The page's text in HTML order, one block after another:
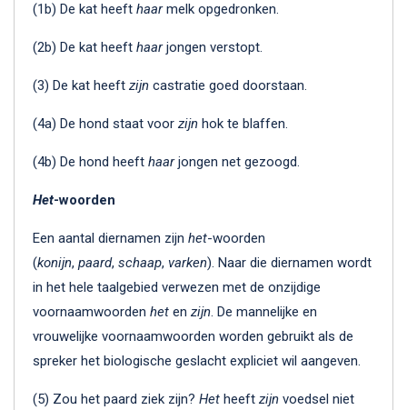
(1b) De kat heeft haarmelk opgedronken.
(2b) De kat heeft haarjongen verstopt.
(3) De kat heeft zijn castratie goed doorstaan.
(4a) De hond staat voor zijn hok te blaffen.
(4b) De hond heeft haarjongen net gezoogd.
Het-woorden
Een aantal diernamen zijn het-woorden
(konijn, paard, schaap, varken). Naar die diernamen wordt
in het hele taalgebied verwezen met de onzijdige
voornaamwoorden het en zijn. De mannelijke en
vrouwelijke voornaamwoorden worden gebruikt als de
spreker het biologische geslacht expliciet wil aangeven.
(5) Zou het paard ziek zijn? Het heeft zijn voedsel niet